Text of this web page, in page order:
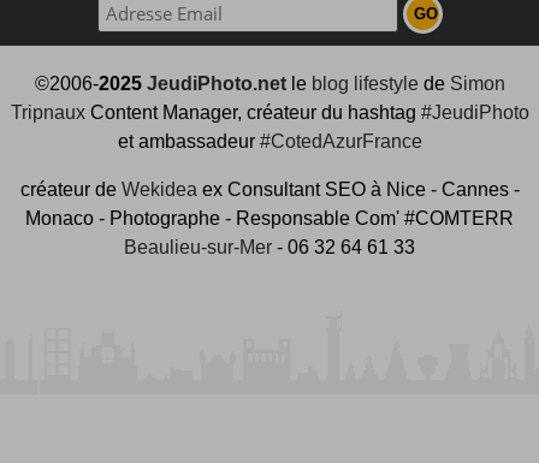
©2006-2025 JeudiPhoto.netle blog lifestylede Simon
TripnauxContent Manager, créateur du hashtag #JeudiPhoto
et ambassadeur #CotedAzurFrance
créateur de Wekidea ex Consultant SEO à Nice - Cannes -
Monaco - Photographe - Responsable Com' #COMTERR
Beaulieu-sur-Mer - 06 32 64 61 33